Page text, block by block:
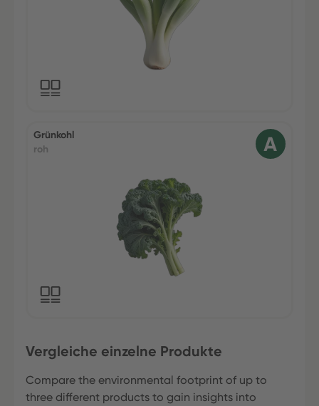
Grünkohl
roh
Vergleiche einzelne Produkte
Compare the environmental footprint of up to
three different products to gain insights into